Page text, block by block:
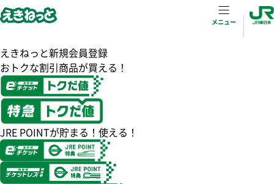
メニュー
えきねっと新規会員登録
おトクな割引商品が買える！
JRE POINTが貯まる！使える！